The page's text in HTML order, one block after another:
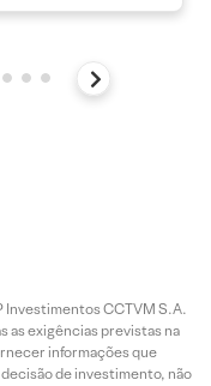
Investimentos CCTVM S.A.
as exigências previstas na
informações que
de investimento, não